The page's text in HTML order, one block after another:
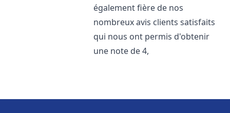
également fière de nos
nombreux avis clients satisfaits
qui nous ont permis d'obtenir
une note de 4,